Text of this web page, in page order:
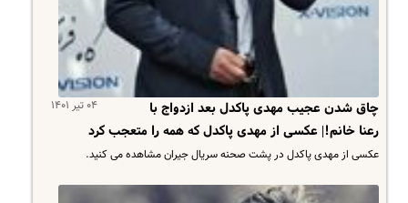
۰۴ تیر ۱۴۰۱
چاق شدن عجیب مهدی پاکدل بعد ازدواج با
رعنا خانم!| عکسی از مهدی پاکدل که همه را متعجب کرد
عکسی از مهدی پاکدل در پشت صحنه سریال جیران مشاهده می کنید.